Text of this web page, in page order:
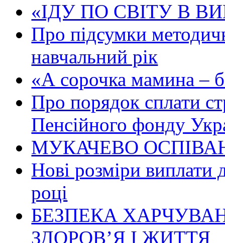
«ІДУ ПО СВІТУ В
Про підсумки
навчальний рік
«А сорочка мамина –
Про порядок сплати
Пенсійного фонду
МУКАЧЕВО
Нові розміри виплати
році
БЕЗПЕКА
ЗДОРОВ’Я І ЖИТТЯ